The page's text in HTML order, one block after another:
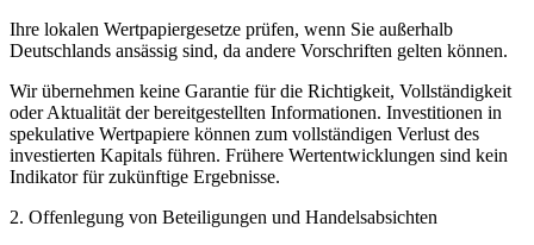
Ihre lokalen Wertpapiergesetze prüfen, wenn Sie außerhalb
Deutschlands ansässig sind, da andere Vorschriften gelten können.
Wir übernehmen keine Garantie für die Richtigkeit, Vollständigkeit
oder Aktualität der bereitgestellten Informationen. Investitionen in
spekulative Wertpapiere können zum vollständigen Verlust des
investierten Kapitals führen. Frühere Wertentwicklungen sind kein
Indikator für zukünftige Ergebnisse.
2. Offenlegung von Beteiligungen und Handelsabsichten